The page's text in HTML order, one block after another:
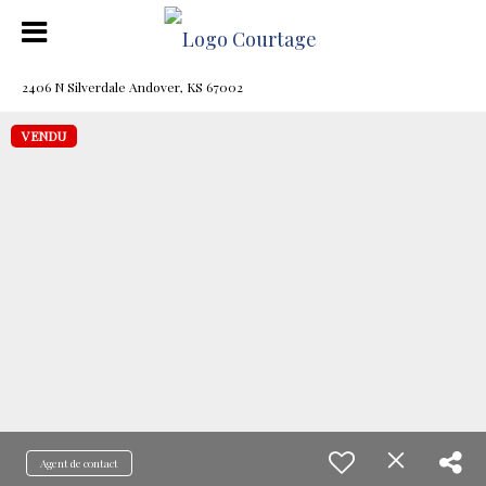
2406 N Silverdale Andover, KS 67002
VENDU
Agent de contact